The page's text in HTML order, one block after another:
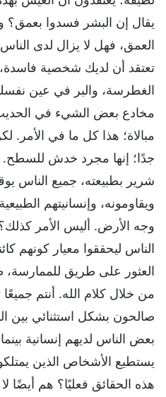
يقال إن البشر فسدوا بعمق؟
العمق، فهل لا يزال لدى
تعتقد أن لديك شخصية
الغطرسة، والبر في عين
مخادع بعض الشيء في
مبالاة؛ هذا كل ما في
جدًا؛ إنها مجرد خدش للسطح.
شرير بطبيعته، جميع الناس
ويقاومونه، وإنسانيتهم
وجه الأرض. أليس الأمر
الناس ليحققوا معيار كونهم
العثور على طريق للممارسة،
من خلال كلام الله. أنتم
صالحون بشكل استثنائي بين
بعض الناس لديهم إنسانية
يستطيع الأشخاص الذين
هذه الحقائق فعليًا؟ هم أيضًا